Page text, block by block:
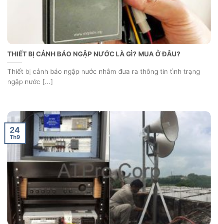
THIẾT BỊ CẢNH BÁO NGẬP NƯỚC LÀ GÌ? MUA Ở ĐÂU?
Thiết bị cảnh báo ngập nước nhằm đưa ra thông tin tình trạng
ngập nước [...]
24
Th9